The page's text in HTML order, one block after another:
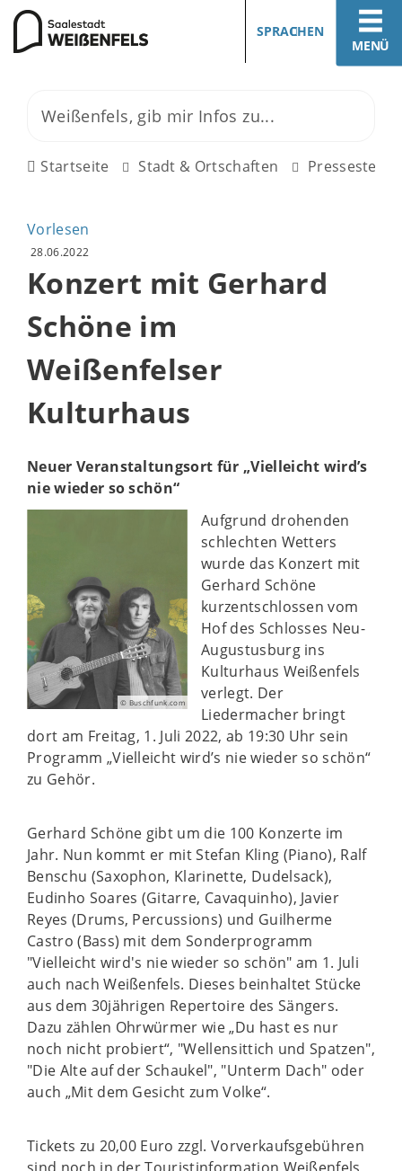
MENÜ
SPRACHEN
Startseite Stadt & Ortschaften Pressestelle
Vorlesen
28.06.2022
Konzert mit Gerhard
Schöne im
Weißenfelser
Kulturhaus
Neuer Veranstaltungsort für „Vielleicht wird’s
nie wieder so schön“
© Buschfunk.com
Aufgrund drohenden
schlechten Wetters
wurde das Konzert mit
Gerhard Schöne
kurzentschlossen vom
Hof des Schlosses Neu-
Augustusburg ins
Kulturhaus Weißenfels
verlegt. Der
Liedermacher bringt
dort am Freitag, 1. Juli 2022, ab 19:30 Uhr sein
Programm „Vielleicht wird’s nie wieder so schön“
zu Gehör.
Gerhard Schöne gibt um die 100 Konzerte im
Jahr. Nun kommt er mit Stefan Kling (Piano), Ralf
Benschu (Saxophon, Klarinette, Dudelsack),
Eudinho Soares (Gitarre, Cavaquinho), Javier
Reyes (Drums, Percussions) und Guilherme
Castro (Bass) mit dem Sonderprogramm
"Vielleicht wird's nie wieder so schön" am 1. Juli
auch nach Weißenfels. Dieses beinhaltet Stücke
aus dem 30jährigen Repertoire des Sängers.
Dazu zählen Ohrwürmer wie „Du hast es nur
noch nicht probiert“, "Wellensittich und Spatzen",
"Die Alte auf der Schaukel", "Unterm Dach" oder
auch „Mit dem Gesicht zum Volke“.
Tickets zu 20,00 Euro zzgl. Vorverkaufsgebühren